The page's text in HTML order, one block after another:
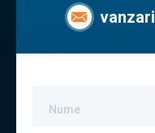
Nume